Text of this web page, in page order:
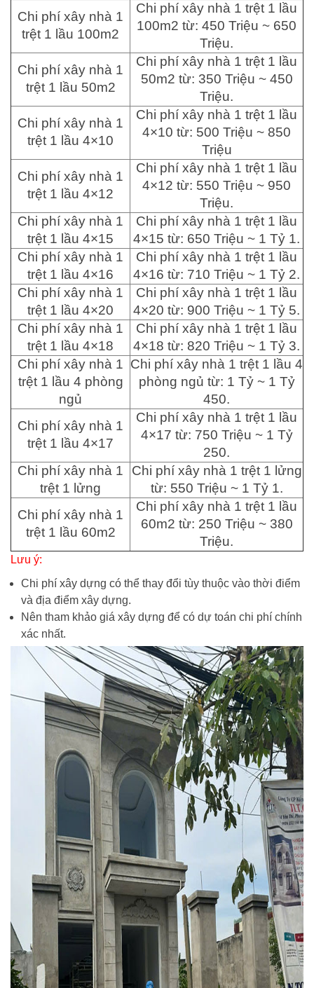
Chi phí xây nhà 1
trệt 1 lầu 100m2
Chi phí xây nhà 1 trệt 1 lầu
100m2 từ: 450 Triệu ~ 650
Triệu.
Chi phí xây nhà 1
trệt 1 lầu 50m2
Chi phí xây nhà 1 trệt 1 lầu
50m2 từ: 350 Triệu ~ 450
Triệu.
Chi phí xây nhà 1
trệt 1 lầu 4×10
Chi phí xây nhà 1 trệt 1 lầu
4×10 từ: 500 Triệu ~ 850
Triệu
Chi phí xây nhà 1
trệt 1 lầu 4×12
Chi phí xây nhà 1 trệt 1 lầu
4×12 từ: 550 Triệu ~ 950
Triệu.
Chi phí xây nhà 1
trệt 1 lầu 4×15
Chi phí xây nhà 1 trệt 1 lầu
4×15 từ: 650 Triệu ~ 1 Tỷ 1.
Chi phí xây nhà 1
trệt 1 lầu 4×16
Chi phí xây nhà 1 trệt 1 lầu
4×16 từ: 710 Triệu ~ 1 Tỷ 2.
Chi phí xây nhà 1
trệt 1 lầu 4×20
Chi phí xây nhà 1 trệt 1 lầu
4×20 từ: 900 Triệu ~ 1 Tỷ 5.
Chi phí xây nhà 1
trệt 1 lầu 4×18
Chi phí xây nhà 1 trệt 1 lầu
4×18 từ: 820 Triệu ~ 1 Tỷ 3.
Chi phí xây nhà 1
trệt 1 lầu 4 phòng
ngủ
Chi phí xây nhà 1 trệt 1 lầu 4
phòng ngủ từ: 1 Tỷ ~ 1 Tỷ
450.
Chi phí xây nhà 1
trệt 1 lầu 4×17
Chi phí xây nhà 1 trệt 1 lầu
4×17 từ: 750 Triệu ~ 1 Tỷ
250.
Chi phí xây nhà 1
trệt 1 lửng
Chi phí xây nhà 1 trệt 1 lửng
từ: 550 Triệu ~ 1 Tỷ 1.
Chi phí xây nhà 1
trệt 1 lầu 60m2
Chi phí xây nhà 1 trệt 1 lầu
60m2 từ: 250 Triệu ~ 380
Triệu.
Lưu ý:
Chi phí xây dựng có thể thay đổi tùy thuộc vào thời điểm
và địa điểm xây dựng.
Nên tham khảo giá xây dựng để có dự toán chi phí chính
xác nhất.